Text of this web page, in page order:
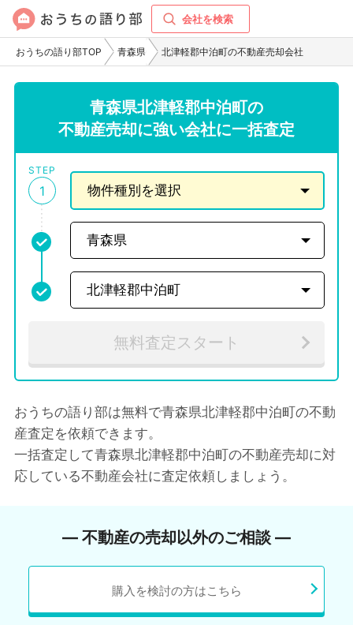
会社を検索
おうちの語り部TOP 青森県 北津軽郡中泊町の不動産売却会社
青森県北津軽郡中泊町の
不動産売却に強い会社に一括査定
STEP
1
無料査定スタート
おうちの語り部は無料で青森県北津軽郡中泊町の不動
産査定を依頼できます。
一括査定して青森県北津軽郡中泊町の不動産売却に対
応している不動産会社に査定依頼しましょう。
― 不動産の売却以外のご相談 ―
購入を検討の方はこちら